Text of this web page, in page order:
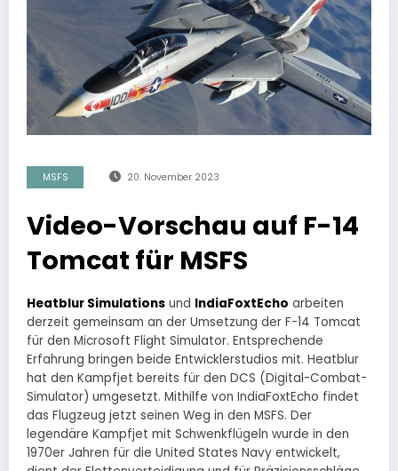
MSFS 20. November 2023
Video-Vorschau auf F-14
Tomcat für MSFS
Heatblur Simulations und IndiaFoxtEcho arbeiten
derzeit gemeinsam an der Umsetzung der F-14 Tomcat
für den Microsoft Flight Simulator. Entsprechende
Erfahrung bringen beide Entwicklerstudios mit. Heatblur
hat den Kampfjet bereits für den DCS (Digital-Combat-
Simulator) umgesetzt. Mithilfe von IndiaFoxtEcho findet
das Flugzeug jetzt seinen Weg in den MSFS. Der
legendäre Kampfjet mit Schwenkflügeln wurde in den
1970er Jahren für die United States Navy entwickelt,